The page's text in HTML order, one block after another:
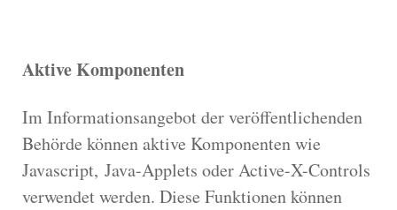
Aktive Komponenten
Im Informationsangebot der veröffentlichenden
Behörde können aktive Komponenten wie
Javascript, Java-Applets oder Active-X-Controls
verwendet werden. Diese Funktionen können